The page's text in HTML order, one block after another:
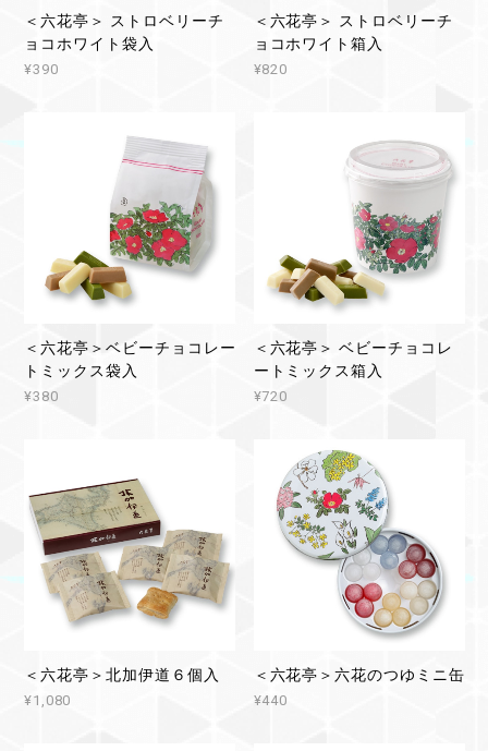
＜六花亭＞ ストロベリーチ
ョコホワイト袋入
¥390
＜六花亭＞ ストロベリーチ
ョコホワイト箱入
¥820
＜六花亭＞ベビーチョコレー
トミックス袋入
¥380
＜六花亭＞ ベビーチョコレ
ートミックス箱入
¥720
＜六花亭＞北加伊道６個入
¥1,080
＜六花亭＞六花のつゆミニ缶
¥440